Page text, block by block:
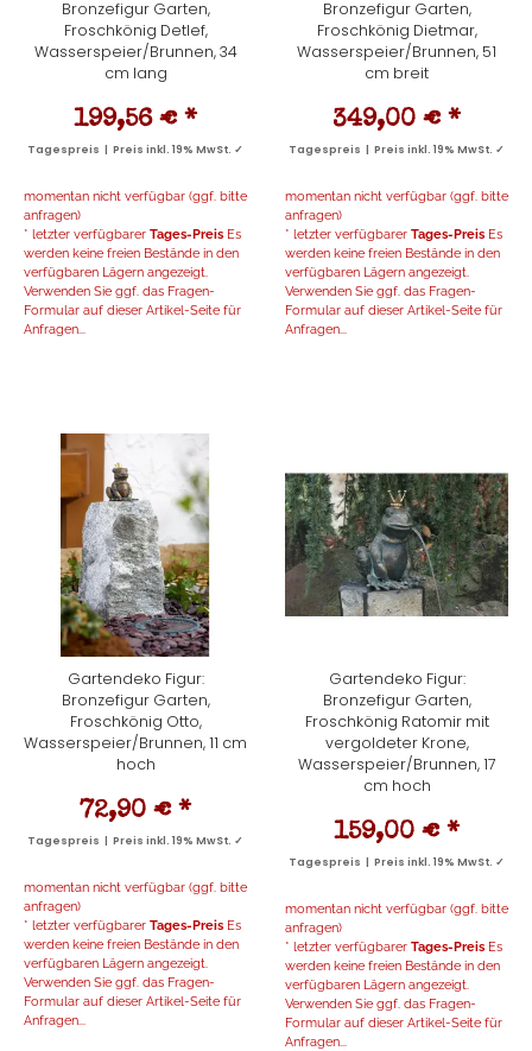
Bronzefigur Garten,
Froschkönig Detlef,
Wasserspeier/Brunnen, 34
cm lang
199,56 € *
Tagespreis | Preis inkl. 19% MwSt. ✓
momentan nicht verfügbar (ggf. bitte
anfragen)
* letzter verfügbarer Tages-Preis Es
werden keine freien Bestände in den
verfügbaren Lägern angezeigt.
Verwenden Sie ggf. das Fragen-
Formular auf dieser Artikel-Seite für
Anfragen...
Bronzefigur Garten,
Froschkönig Dietmar,
Wasserspeier/Brunnen, 51
cm breit
349,00 € *
Tagespreis | Preis inkl. 19% MwSt. ✓
momentan nicht verfügbar (ggf. bitte
anfragen)
* letzter verfügbarer Tages-Preis Es
werden keine freien Bestände in den
verfügbaren Lägern angezeigt.
Verwenden Sie ggf. das Fragen-
Formular auf dieser Artikel-Seite für
Anfragen...
Gartendeko Figur:
Bronzefigur Garten,
Froschkönig Otto,
Wasserspeier/Brunnen, 11 cm
hoch
72,90 € *
Tagespreis | Preis inkl. 19% MwSt. ✓
momentan nicht verfügbar (ggf. bitte
anfragen)
* letzter verfügbarer Tages-Preis Es
werden keine freien Bestände in den
verfügbaren Lägern angezeigt.
Verwenden Sie ggf. das Fragen-
Formular auf dieser Artikel-Seite für
Anfragen...
Gartendeko Figur:
Bronzefigur Garten,
Froschkönig Ratomir mit
vergoldeter Krone,
Wasserspeier/Brunnen, 17
cm hoch
159,00 € *
Tagespreis | Preis inkl. 19% MwSt. ✓
momentan nicht verfügbar (ggf. bitte
anfragen)
* letzter verfügbarer Tages-Preis Es
werden keine freien Bestände in den
verfügbaren Lägern angezeigt.
Verwenden Sie ggf. das Fragen-
Formular auf dieser Artikel-Seite für
Anfragen...